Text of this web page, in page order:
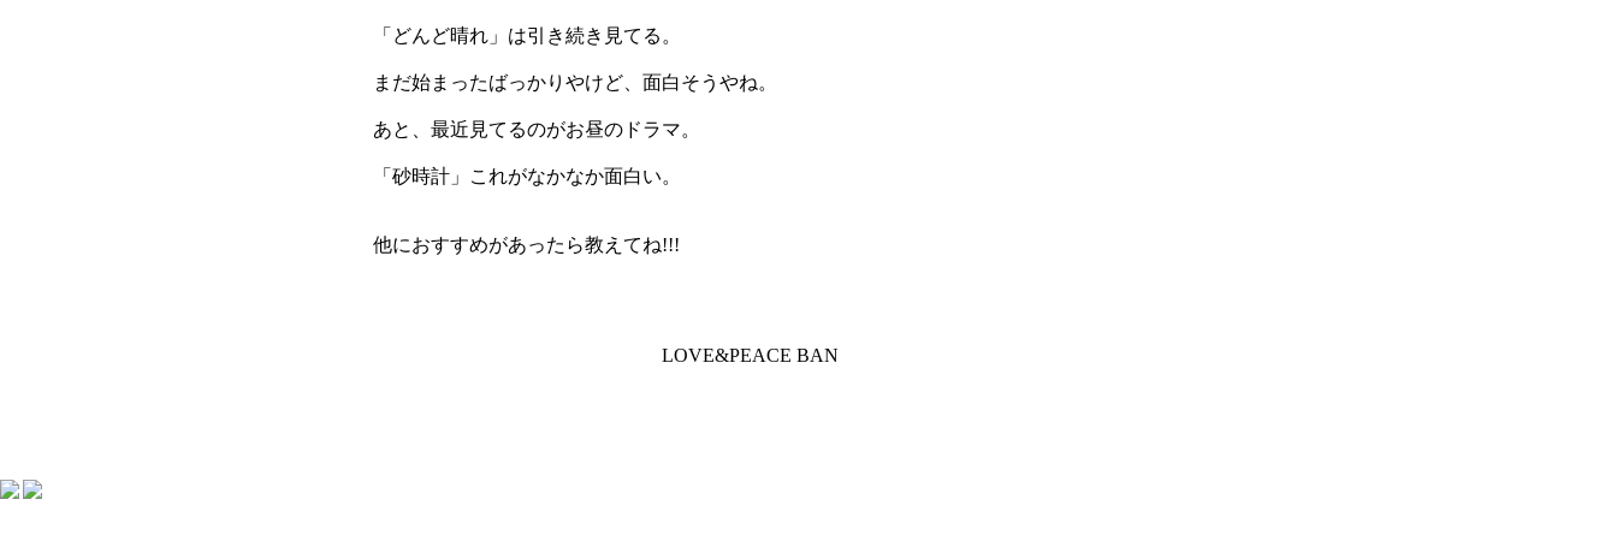
「どんど晴れ」は引き続き見てる。
まだ始まったばっかりやけど、面白そうやね。
あと、最近見てるのがお昼のドラマ。
「砂時計」これがなかなか面白い。
他におすすめがあったら教えてね!!!
LOVE&PEACE BAN